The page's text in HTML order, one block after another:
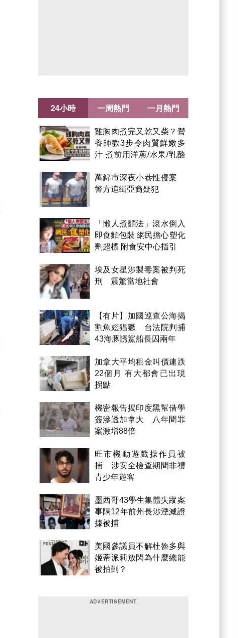
24小時
雞胸肉煮完又乾又柴？營
養師教3步令肉質鮮嫩多
汁 煮前用洋蔥/水果/乳酪
萬錦市深夜小巷性侵案
警方追緝亞裔疑犯
「懶人煮麵法」滾水倒入
即食麵包裝 網民擔心塑化
劑超標 附食安中心指引
埃及女星涉製毒案被判死
刑 震驚當地社會
【有片】加國巡查公海揭
割魚翅猖獗 台法院判捕
43海豚誘鯊船長囚兩年
加拿大平均租金叫價連跌
22個月 有大都會已出現
拐點
機密報告揭印度黑幫借學
簽滲透加拿大 八年間罪
案激增88倍
旺市機動遊戲操作員被
捕 涉安全檢查期間非禮
青少年遊客
墨西哥43學生集體失蹤案
事隔12年前州長涉湮滅證
據被捕
美國參議員不解杜魯多與
姬蒂派莉放閃為什麼總能
被拍到？
一周熱門 一月熱門